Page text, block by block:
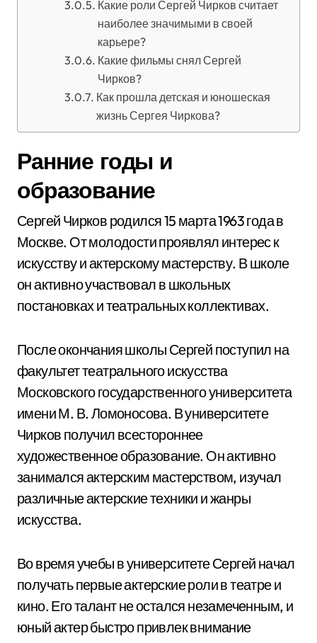
Какие роли Сергей Чирков считает
наиболее значимыми в своей
карьере?
Какие фильмы снял Сергей
Чирков?
Как прошла детская и юношеская
жизнь Сергея Чиркова?
Ранние годы и
образование
Сергей Чирков родился 15 марта 1963 года в
Москве. От молодости проявлял интерес к
искусству и актерскому мастерству. В школе
он активно участвовал в школьных
постановках и театральных коллективах.
После окончания школы Сергей поступил на
факультет театрального искусства
Московского государственного университета
имени М. В. Ломоносова. В университете
Чирков получил всестороннее
художественное образование. Он активно
занимался актерским мастерством, изучал
различные актерские техники и жанры
искусства.
Во время учебы в университете Сергей начал
получать первые актерские роли в театре и
кино. Его талант не остался незамеченным, и
юный актер быстро привлек внимание